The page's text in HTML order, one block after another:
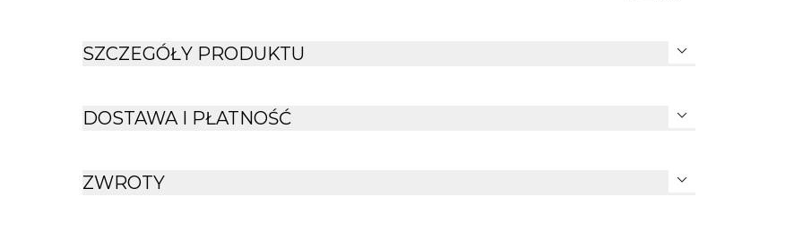
SZCZEGÓŁY PRODUKTU expand_more
DOSTAWA I PŁATNOŚĆ expand_more
ZWROTY expand_more